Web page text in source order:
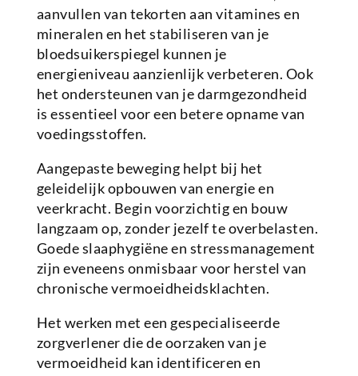
aanvullen van tekorten aan vitamines en
mineralen en het stabiliseren van je
bloedsuikerspiegel kunnen je
energieniveau aanzienlijk verbeteren. Ook
het ondersteunen van je darmgezondheid
is essentieel voor een betere opname van
voedingsstoffen.
Aangepaste beweging helpt bij het
geleidelijk opbouwen van energie en
veerkracht. Begin voorzichtig en bouw
langzaam op, zonder jezelf te overbelasten.
Goede slaaphygiëne en stressmanagement
zijn eveneens onmisbaar voor herstel van
chronische vermoeidheidsklachten.
Het werken met een gespecialiseerde
zorgverlener die de oorzaken van je
vermoeidheid kan identificeren en